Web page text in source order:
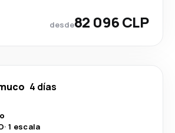
desde82 096 CLP
4 días
· 1 escala